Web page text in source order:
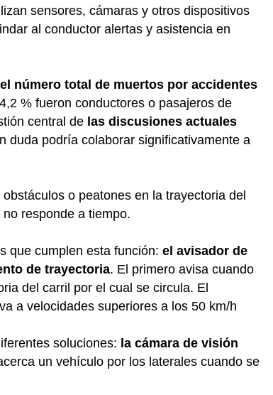
sensores, cámaras y otros dispositivos
al conductor alertas y asistencia en
el número total de muertos por accidentes
% fueron conductores o pasajeros de
central de las discusiones actuales
duda podría colaborar significativamente a
o peatones en la trayectoria del
responde a tiempo.
que cumplen esta función: el avisador de
de trayectoria. El primero avisa cuando
del carril por el cual se circula. El
a velocidades superiores a los 50 km/h
soluciones: la cámara de visión
un vehículo por los laterales cuando se